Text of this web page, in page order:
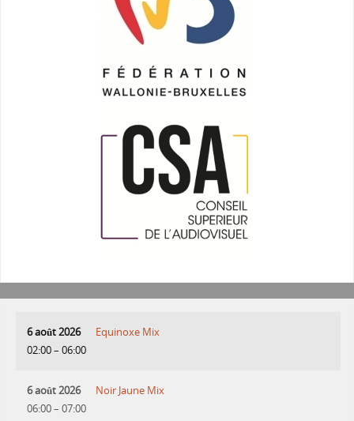
6 août 2026
02:00– 06:00
Equinoxe Mix
6 août 2026
06:00– 07:00
Noir Jaune Mix